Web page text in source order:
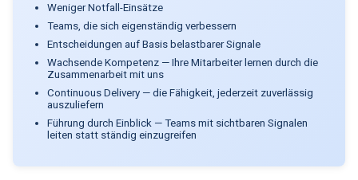
Weniger Notfall-Einsätze
Teams, die sich eigenständig verbessern
Entscheidungen auf Basis belastbarer Signale
Wachsende Kompetenz — Ihre Mitarbeiter lernen durch die
Zusammenarbeit mit uns
Continuous Delivery — die Fähigkeit, jederzeit zuverlässig
auszuliefern
Führung durch Einblick — Teams mit sichtbaren Signalen
leiten statt ständig einzugreifen